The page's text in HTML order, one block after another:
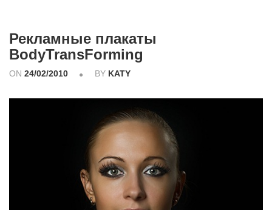
Рекламные плакаты
BodyTransForming
ON 24/02/2010 BY KATY